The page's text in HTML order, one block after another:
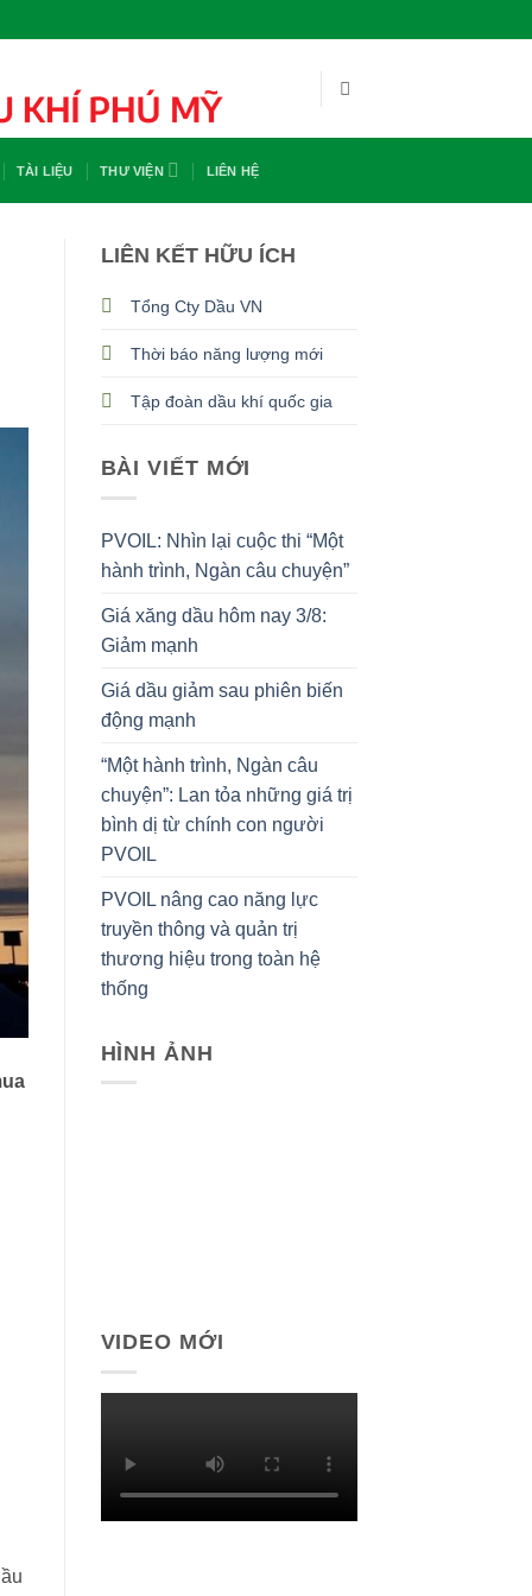
TÀI LIỆU THƯ VIỆN LIÊN HỆ
LIÊN KẾT HỮU ÍCH
Tổng Cty Dầu VN
Thời báo năng lượng mới
Tập đoàn dầu khí quốc gia
BÀI VIẾT MỚI
PVOIL: Nhìn lại cuộc thi “Một
hành trình, Ngàn câu chuyện”
Giá xăng dầu hôm nay 3/8:
Giảm mạnh
Giá dầu giảm sau phiên biến
động mạnh
“Một hành trình, Ngàn câu
chuyện”: Lan tỏa những giá trị
bình dị từ chính con người
PVOIL
PVOIL nâng cao năng lực
truyền thông và quản trị
thương hiệu trong toàn hệ
thống
HÌNH ẢNH
VIDEO MỚI